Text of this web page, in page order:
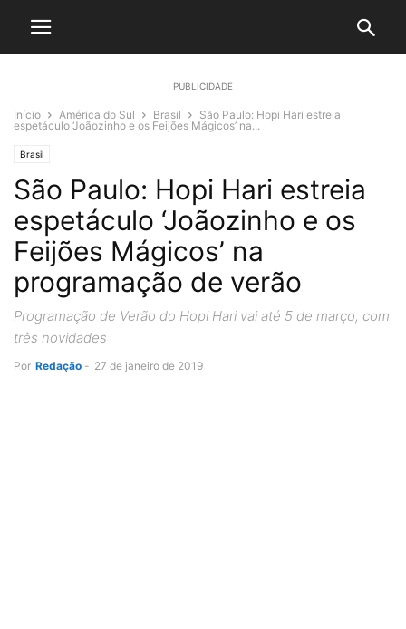
PUBLICIDADE
Início América do Sul Brasil
São Paulo: Hopi Hari estreia
espetáculo ‘Joãozinho e os Feijões Mágicos’ na...
Brasil
São Paulo: Hopi Hari estreia
espetáculo ‘Joãozinho e os
Feijões Mágicos’ na
programação de verão
Programação de Verão do Hopi Hari vai até 5 de março, com
três novidades
Por Redação - 27 de janeiro de 2019